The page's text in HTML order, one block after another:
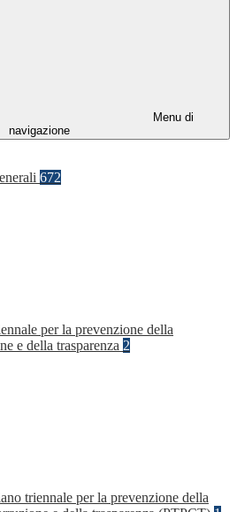
Menu di
navigazione
672
per la prevenzione della
e della trasparenza 2
triennale per la prevenzione della